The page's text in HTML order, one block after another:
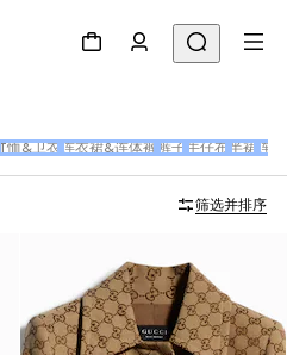
T恤&卫衣 连衣裙&连体裤 裤子 牛仔布 半裙 连
筛选并排序